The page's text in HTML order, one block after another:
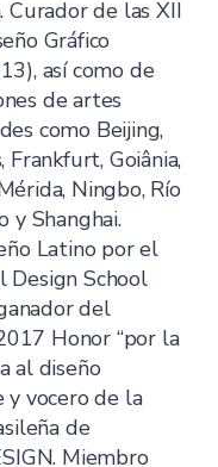
Curador de las XII
Gráfico
así como de
de artes
como Beijing,
Frankfurt, Goiânia,
Ningbo, Río
y Shanghai.
Latino por el
Design School
del
Honor “por la
al diseño
y vocero de la
de
Miembro